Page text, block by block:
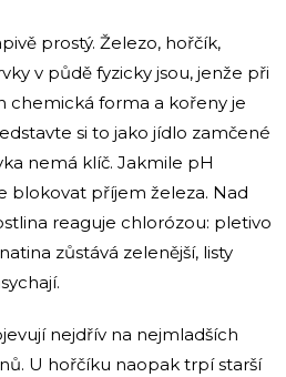
prostý. Železo, hořčík,
v půdě fyzicky jsou, jenže při
chemická forma a kořeny je
si to jako jídlo zamčené
nemá klíč. Jakmile pH
blokovat příjem železa. Nad
reaguje chlorózou: pletivo
zůstává zelenější, listy
nejdřív na nejmladších
U hořčíku naopak trpí starší